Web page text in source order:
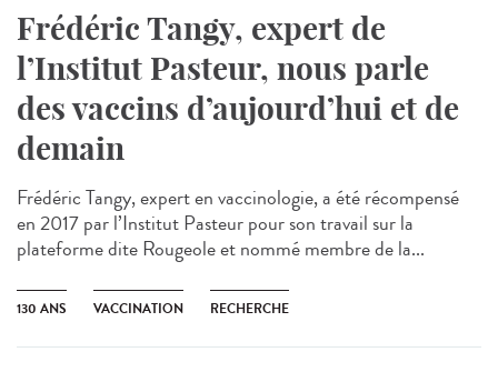
Frédéric Tangy, expert de
l’Institut Pasteur, nous parle
des vaccins d’aujourd’hui et de
demain
Frédéric Tangy, expert en vaccinologie, a été récompensé
en 2017 par l’Institut Pasteur pour son travail sur la
plateforme dite Rougeole et nommé membre de la...
130 ANS VACCINATION RECHERCHE